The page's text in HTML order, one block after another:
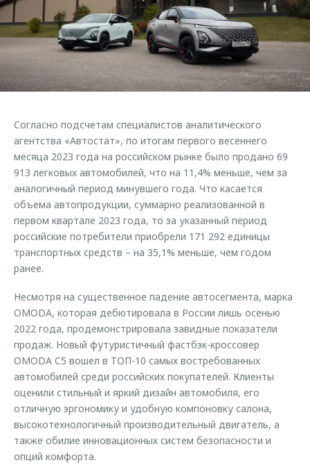
Страхование
Кредитный калькулятор
Аксессуары
Одежда и сувениры
Запчасти
Трейд-ин
Калькулятор трейд-ин
Руководства по эксплуатации
Клиентская поддержка
O&J Автоклуб
Клуб владельцев OMODA
Аксессуары
Одежда и сувениры
Оригинальные аксессуары
Запчасти
Обратная связь
Согласно подсчетам специалистов аналитического
агентства «Автостат», по итогам первого весеннего
месяца 2023 года на российском рынке было продано 69
913 легковых автомобилей, что на 11,4% меньше, чем за
аналогичный период минувшего года. Что касается
объема автопродукции, суммарно реализованной в
первом квартале 2023 года, то за указанный период
российские потребители приобрели 171 292 единицы
транспортных средств – на 35,1% меньше, чем годом
ранее.
Несмотря на существенное падение автосегмента, марка
OMODA, которая дебютировала в России лишь осенью
2022 года, продемонстрировала завидные показатели
продаж. Новый футуристичный фастбэк-кроссовер
OMODA C5 вошел в ТОП-10 самых востребованных
автомобилей среди российских покупателей. Клиенты
оценили стильный и яркий дизайн автомобиля, его
отличную эргономику и удобную компоновку салона,
высокотехнологичный производительный двигатель, а
также обилие инновационных систем безопасности и
опций комфорта.